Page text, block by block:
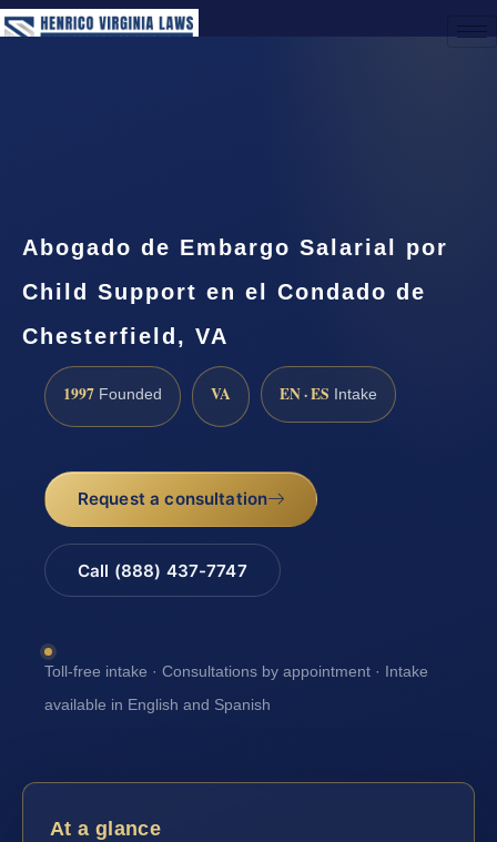
Abogado de Embargo Salarial por
Child Support en el Condado de
Chesterfield, VA
1997 Founded VA EN · ES Intake
Request a consultation
Call (888) 437-7747
Toll-free intake · Consultations by appointment · Intake
available in English and Spanish
At a glance